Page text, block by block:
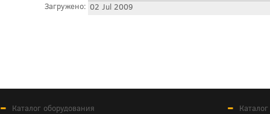
Загружено: 02 Jul 2009
Каталог оборудования